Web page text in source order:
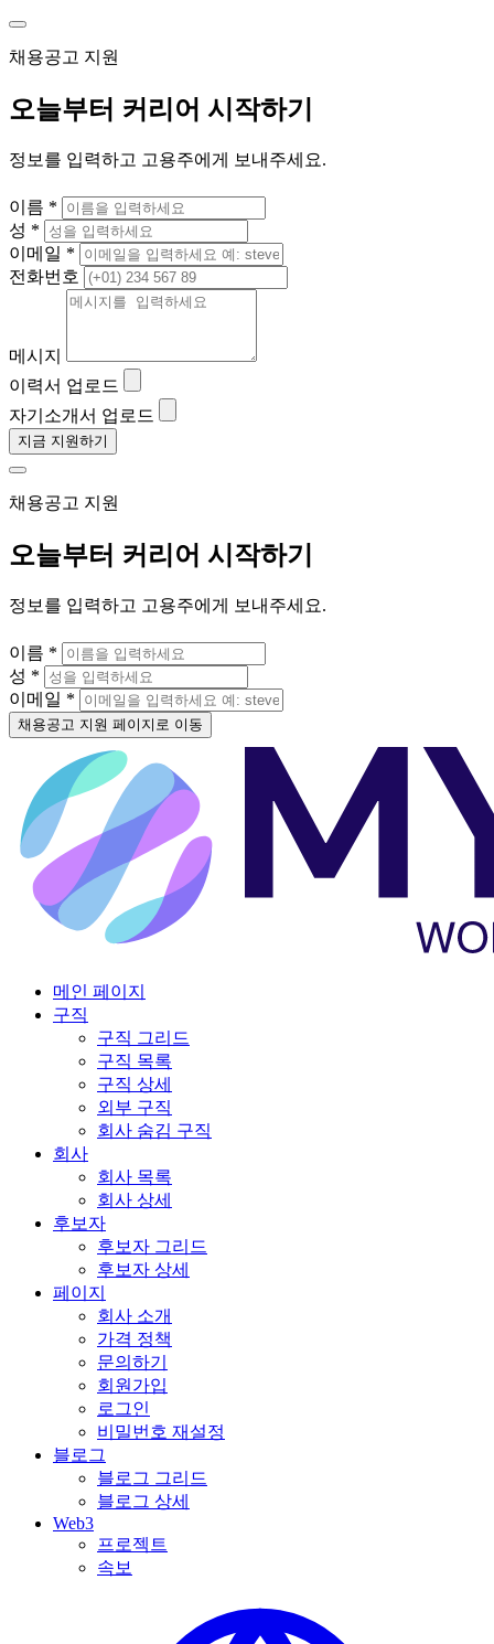
채용공고 지원
오늘부터 커리어 시작하기
정보를 입력하고 고용주에게 보내주세요.
이름 *
성 *
이메일 *
전화번호
메시지
이력서 업로드
자기소개서 업로드
지금 지원하기
채용공고 지원
오늘부터 커리어 시작하기
정보를 입력하고 고용주에게 보내주세요.
이름 *
성 *
이메일 *
채용공고 지원 페이지로 이동
메인 페이지
구직
구직 그리드
구직 목록
구직 상세
외부 구직
회사 숨김 구직
회사
회사 목록
회사 상세
후보자
후보자 그리드
후보자 상세
페이지
회사 소개
가격 정책
문의하기
회원가입
로그인
비밀번호 재설정
블로그
블로그 그리드
블로그 상세
Web3
프로젝트
속보